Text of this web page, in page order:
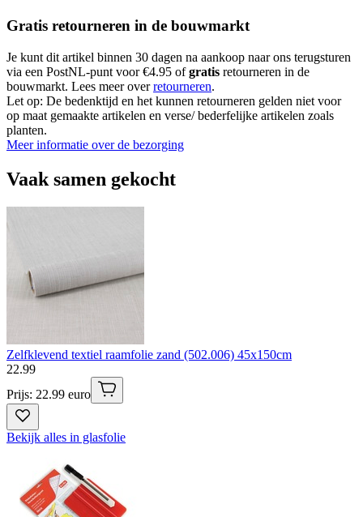
Gratis retourneren in de bouwmarkt
Je kunt dit artikel binnen 30 dagen na aankoop naar ons terugsturen
via een PostNL-punt voor €4.95 ofgratis retourneren in de
bouwmarkt. Lees meer overretourneren.
Let op: De bedenktijd en het kunnen retourneren gelden niet voor
op maat gemaakte artikelen en verse/ bederfelijke artikelen zoals
planten.
Meer informatie over de bezorging
Vaak samen gekocht
Zelfklevend textiel raamfolie zand (502.006) 45x150cm
22.99
Prijs: 22.99 euro
Bekijk alles in glasfolie